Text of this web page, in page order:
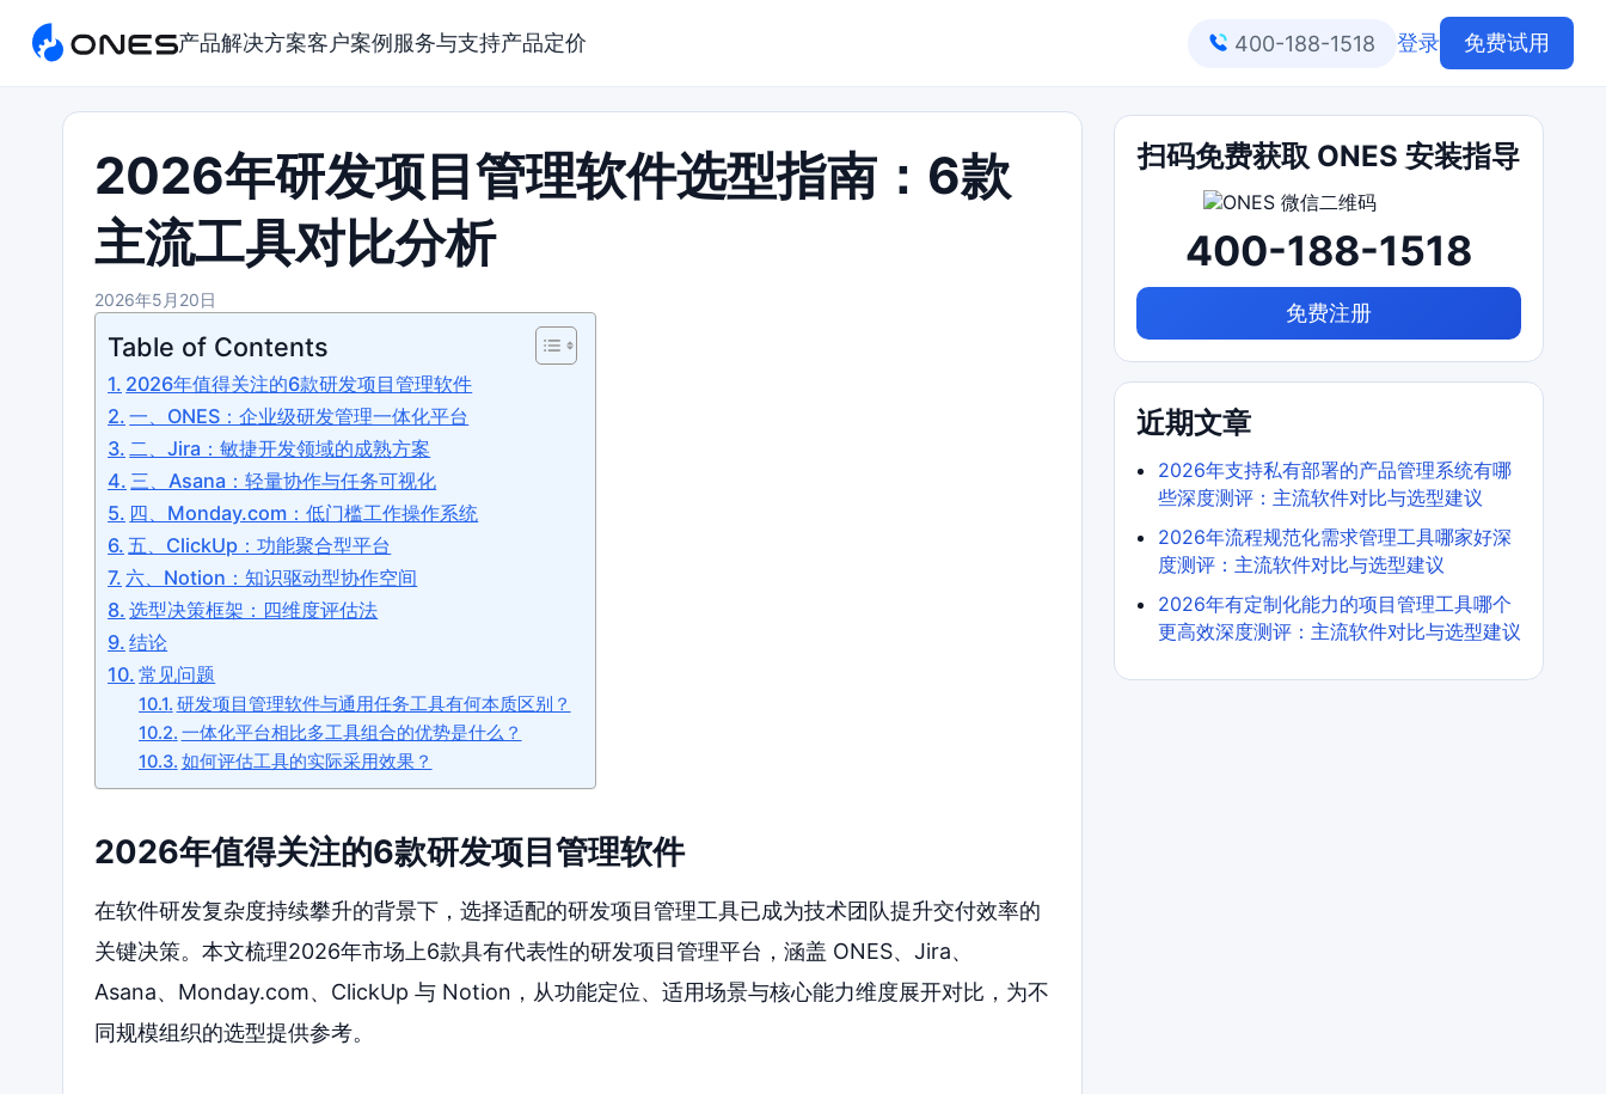
产品解决方案客户案例 服务与支持产品定价 400-188-1518 登录 免费试用
2026年研发项目管理软件选型指南：6款
主流工具对比分析
2026年5月20日
Table of Contents
2026年值得关注的6款研发项目管理软件
一、ONES：企业级研发管理一体化平台
二、Jira：敏捷开发领域的成熟方案
三、Asana：轻量协作与任务可视化
四、Monday.com：低门槛工作操作系统
五、ClickUp：功能聚合型平台
六、Notion：知识驱动型协作空间
选型决策框架：四维度评估法
结论
常见问题
研发项目管理软件与通用任务工具有何本质区别？
一体化平台相比多工具组合的优势是什么？
如何评估工具的实际采用效果？
2026年值得关注的6款研发项目管理软件
在软件研发复杂度持续攀升的背景下，选择适配的研发项目管理工具已成为技术团队提升交付效率的
关键决策。本文梳理2026年市场上6款具有代表性的研发项目管理平台，涵盖 ONES、Jira、
Asana、Monday.com、ClickUp 与 Notion，从功能定位、适用场景与核心能力维度展开对比，为不
同规模组织的选型提供参考。
扫码免费获取 ONES 安装指导
400-188-1518
免费注册
近期文章
2026年支持私有部署的产品管理系统有哪
些深度测评：主流软件对比与选型建议
2026年流程规范化需求管理工具哪家好深
度测评：主流软件对比与选型建议
2026年有定制化能力的项目管理工具哪个
更高效深度测评：主流软件对比与选型建议